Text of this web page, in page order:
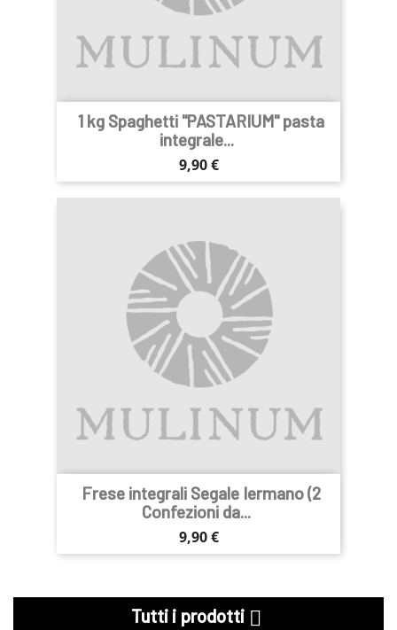
1 kg Spaghetti "PASTARIUM" pasta
integrale...
Prezzo
9,90 €
Frese integrali Segale Iermano (2
Confezioni da...
Prezzo
9,90 €
Tutti i prodotti 